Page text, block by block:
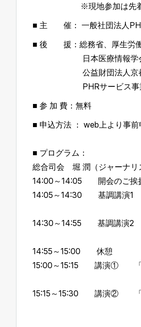
※現地参加は先着
■ 主 催： 一般社団法人
■ 後 援：総務省、厚生労働
日本医療情報学会、日
公益財団法人京都高度
PHRサービス事業協会
■ 参 加 費：無料
■ 申込方法 ： web上より事
■ プログラム：
総合司会 堀 潤（ジャーナリ
14:00～14:05 開会のご挨
14:05～14:30 基調講演1 「
笠貫 宏（
14:30～14:55 基調講演2 「
植村 哲（総務
14:55～15:00 休憩
15:00～15:15 講演① 「ま
髙橋 良祐（前橋
15:15～15:30 講演② 「デ
那須 保友（岡山
吉備中央町デジ